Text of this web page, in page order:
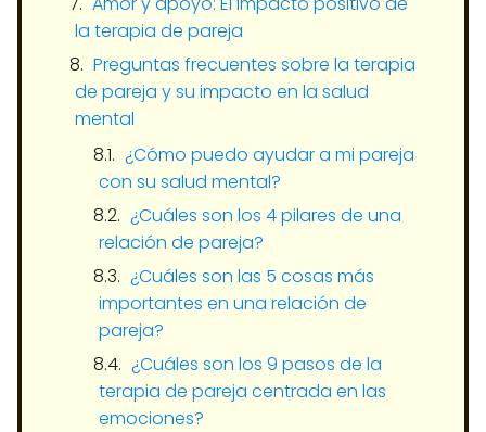
la terapia de pareja
Preguntas frecuentes sobre la terapia
de pareja y su impacto en la salud
mental
¿Cómo puedo ayudar a mi pareja
con su salud mental?
¿Cuáles son los 4 pilares de una
relación de pareja?
¿Cuáles son las 5 cosas más
importantes en una relación de
pareja?
¿Cuáles son los 9 pasos de la
terapia de pareja centrada en las
emociones?